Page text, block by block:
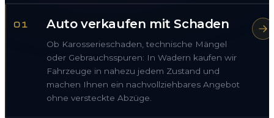
01 Auto verkaufen mit Schaden
Ob Karosserieschaden, technische Mängel
oder Gebrauchsspuren: In Wadern kaufen wir
Fahrzeuge in nahezu jedem Zustand und
machen Ihnen ein nachvollziehbares Angebot
ohne versteckte Abzüge.